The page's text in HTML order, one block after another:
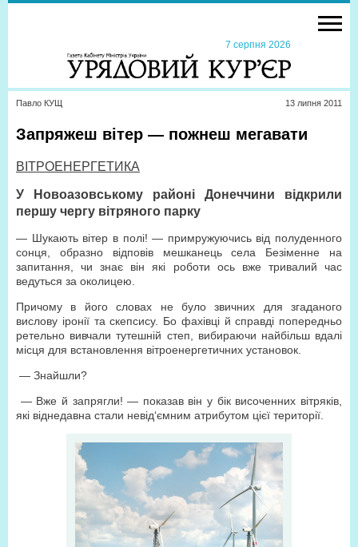
7 серпня 2026
Павло КУЩ 13 липня 2011
Запряжеш вітер — пожнеш мегавати
ВІТРОЕНЕРГЕТИКА
У Новоазовському районі Донеччини відкрили
першу чергу вітряного парку
— Шукають вітер в полі! — примружуючись від полуденного
сонця, образно відповів мешканець села Безіменне на
запитання, чи знає він які роботи ось вже тривалий час
ведуться за околицею.
Причому в його словах не було звичних для згаданого
вислову іронії та скепсису. Бо фахівці й справді попередньо
ретельно вивчали тутешній степ, вибираючи найбільш вдалі
місця для встановлення вітроенергетичних установок.
— Знайшли?
— Вже й запрягли! — показав він у бік височенних вітряків,
які віднедавна стали невід‘ємним атрибутом цієї території.